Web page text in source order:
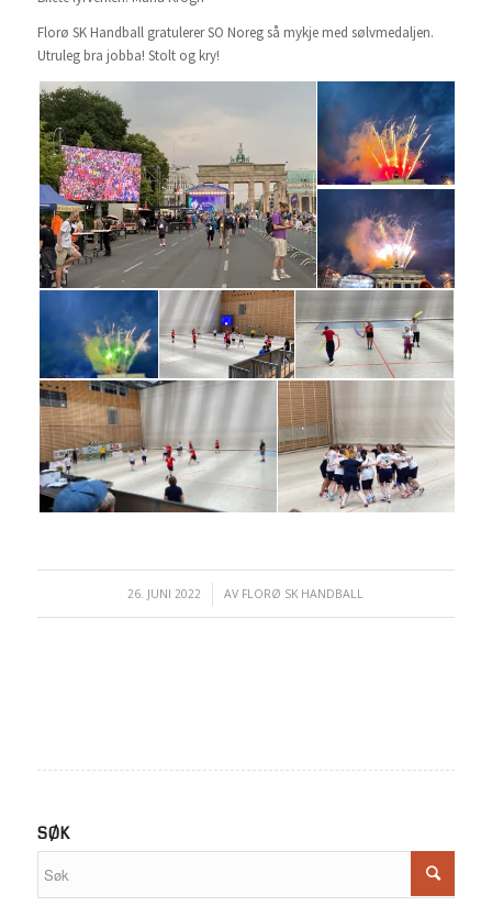
Florø SK Handball gratulerer SO Noreg så mykje med sølvmedaljen.
Utruleg bra jobba! Stolt og kry!
26. JUNI 2022
/ AV FLORØ SK HANDBALL
SØK